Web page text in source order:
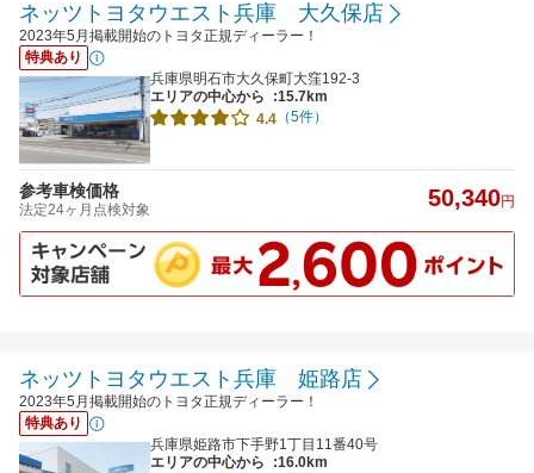
ネッツトヨタウエスト兵庫 大久保店
2023年5月掲載開始のトヨタ正規ディーラー！
特典あり
兵庫県明石市大久保町大窪192-3
エリアの中心から
:15.7km
4.4 （5件）
参考車検価格
法定24ヶ月点検対象 50,340円
ネッツトヨタウエスト兵庫 姫路店
2023年5月掲載開始のトヨタ正規ディーラー！
特典あり
兵庫県姫路市下手野1丁目11番40号
エリアの中心から
:16.0km